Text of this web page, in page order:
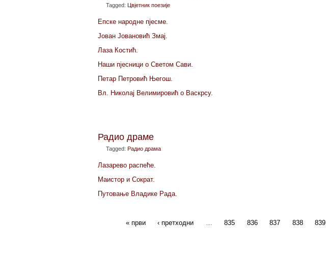
Tagged: Цвјетник поезије
Епске народне пјесме.
Јован Јовановић Змај.
Лаза Костић.
Наши пјесници о Светом Сави.
Петар Петровић Његош.
Вл. Николај Велимировић о Васкрсу.
Радио драме
Tagged: Радио драма
Лазарево распеће.
Маистор и Сократ.
Путовање Владике Рада.
« први ‹ претходни 835 836 837 838 839